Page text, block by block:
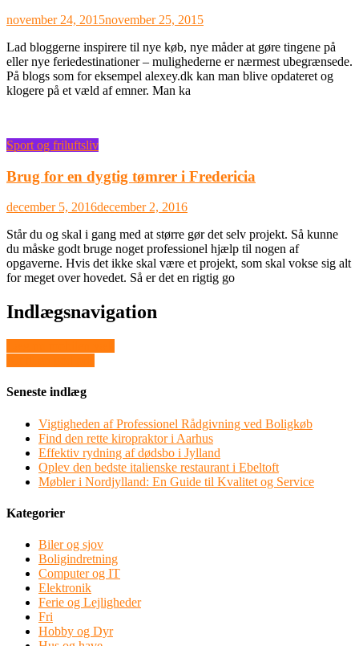
november 24, 2015november 25, 2015
Lad bloggerne inspirere til nye køb, nye måder at gøre tingene på
eller nye feriedestinationer – mulighederne er nærmest ubegrænsede.
På blogs som for eksempel alexey.dk kan man blive opdateret og
klogere på et væld af emner. Man ka
Sport og friluftsliv
Brug for en dygtig tømrer i Fredericia
december 5, 2016december 2, 2016
Står du og skal i gang med at større gør det selv projekt. Så kunne
du måske godt bruge noget professionel hjælp til nogen af
opgaverne. Hvis det ikke skal være et projekt, som skal vokse sig alt
for meget over hovedet. Så er det en rigtig go
Indlægsnavigation
Seneste indlæg
Vigtigheden af Professionel Rådgivning ved Boligkøb
Find den rette kiropraktor i Aarhus
Effektiv rydning af dødsbo i Jylland
Oplev den bedste italienske restaurant i Ebeltoft
Møbler i Nordjylland: En Guide til Kvalitet og Service
Kategorier
Biler og sjov
Boligindretning
Computer og IT
Elektronik
Ferie og Lejligheder
Fri
Hobby og Dyr